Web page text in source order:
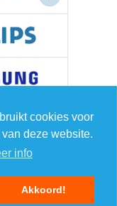
cookies voor
deze website.
info
Akkoord!